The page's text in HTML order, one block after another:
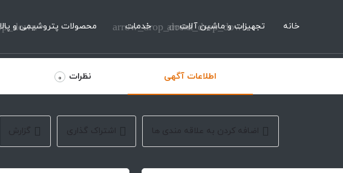
خانه تجهیزات و ماشین آلات
arrow_drop_down خدمات
arrow_drop_down محصولات پتروشیمی و
اطلاعات آگهی نظرات 0
اضافه کردن به علاقه مندی ها اشتراک گذاری گزارش